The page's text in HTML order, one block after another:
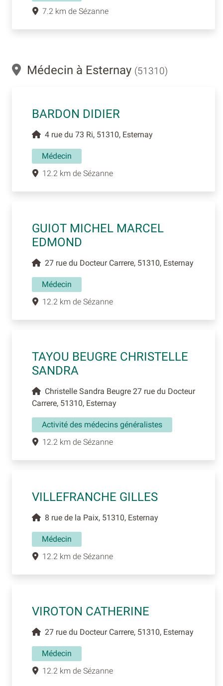
7.2 km de Sézanne
Médecin à Esternay (51310)
BARDON DIDIER
4 rue du 73 Ri, 51310, Esternay
Médecin
12.2 km de Sézanne
GUIOT MICHEL MARCEL
EDMOND
27 rue du Docteur Carrere, 51310, Esternay
Médecin
12.2 km de Sézanne
TAYOU BEUGRE CHRISTELLE
SANDRA
Christelle Sandra Beugre 27 rue du Docteur
Carrere, 51310, Esternay
Activité des médecins généralistes
12.2 km de Sézanne
VILLEFRANCHE GILLES
8 rue de la Paix, 51310, Esternay
Médecin
12.2 km de Sézanne
VIROTON CATHERINE
27 rue du Docteur Carrere, 51310, Esternay
Médecin
12.2 km de Sézanne